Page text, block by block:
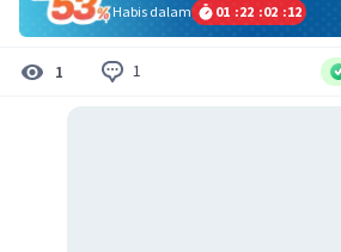
Habis dalam
01 :22 :02 :12
1 1